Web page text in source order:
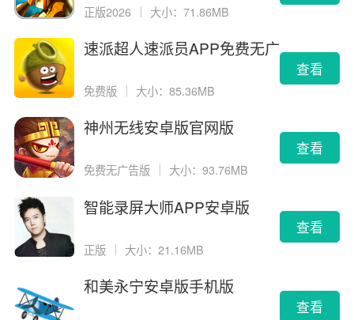
正版2026 ｜ 大小：71.86MB
速派超人速派员APP免费无广
免费版 大小：85.36MB
查看
神州无线安卓版官网版
免费无广告版 大小：93.76MB
查看
智能录屏大师APP安卓版
正版 ｜ 大小：21.16MB
查看
和美永宁安卓版手机版
查看